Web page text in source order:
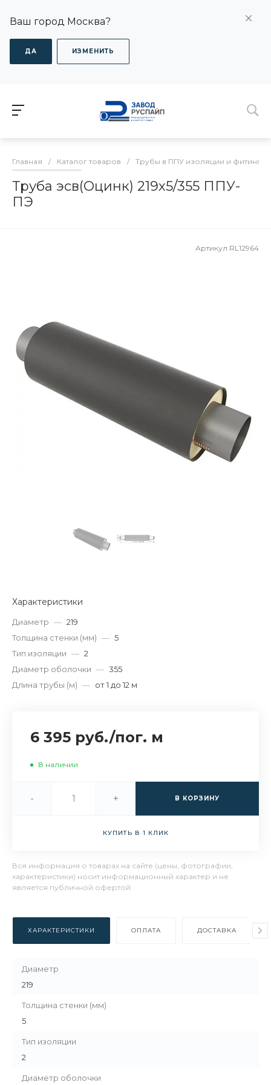
Ваш город Москва?
ДА ИЗМЕНИТЬ
Главная / Каталог товаров / Трубы в ППУ изоляции и фитинги
Труба эсв(Оцинк) 219х5/355 ППУ-
ПЭ
Артикул RL12964
Характеристики
Диаметр — 219
Толщина стенки (мм) — 5
Тип изоляции — 2
Диаметр оболочки — 355
Длина трубы (м) — от 1 до 12 м
6 395 руб./пог. м
В наличии
- + В КОРЗИНУ
КУПИТЬ В 1 КЛИК
Вся информация о товарах на сайте (цены, фотографии,
характеристики) носит информационный характер и не
является публичной офертой.
ХАРАКТЕРИСТИКИ ОПЛАТА ДОСТАВКА
Диаметр
219
Толщина стенки (мм)
5
Тип изоляции
2
Диаметр оболочки